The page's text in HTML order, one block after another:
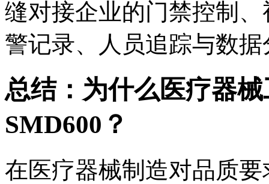
缝对接企业的门禁控制
警记录、人员追踪与数据
总结：为什么医疗器
SMD600？
在医疗器械制造对品质